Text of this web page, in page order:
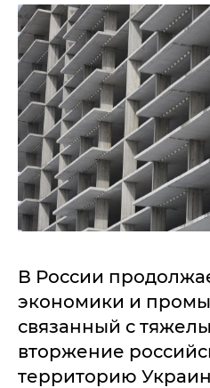
В России
экономики и
связанный с
вторжение
территорию